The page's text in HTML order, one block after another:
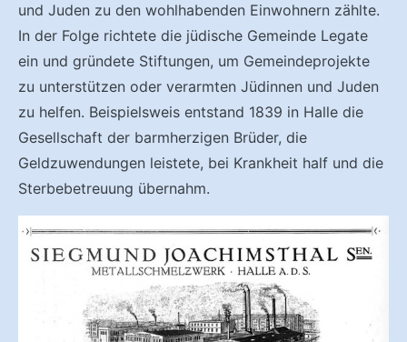
und Juden zu den wohlhabenden Einwohnern zählte.
In der Folge richtete die jüdische Gemeinde Legate
ein und gründete Stiftungen, um Gemeindeprojekte
zu unterstützen oder verarmten Jüdinnen und Juden
zu helfen. Beispielsweis entstand 1839 in Halle die
Gesellschaft der barmherzigen Brüder, die
Geldzuwendungen leistete, bei Krankheit half und die
Sterbebetreuung übernahm.